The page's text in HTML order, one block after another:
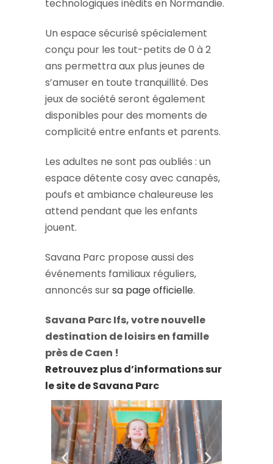
technologiques inédits en Normandie.
Un espace sécurisé spécialement
conçu pour les tout-petits de 0 à 2
ans permettra aux plus jeunes de
s’amuser en toute tranquillité. Des
jeux de société seront également
disponibles pour des moments de
complicité entre enfants et parents.
Les adultes ne sont pas oubliés : un
espace détente cosy avec canapés,
poufs et ambiance chaleureuse les
attend pendant que les enfants
jouent.
Savana Parc propose aussi des
événements familiaux réguliers,
annoncés sursa page officielle.
Savana Parc Ifs, votre nouvelle
destination de loisirs en famille
près de Caen !
Retrouvez plus d’informations sur
le site de Savana Parc